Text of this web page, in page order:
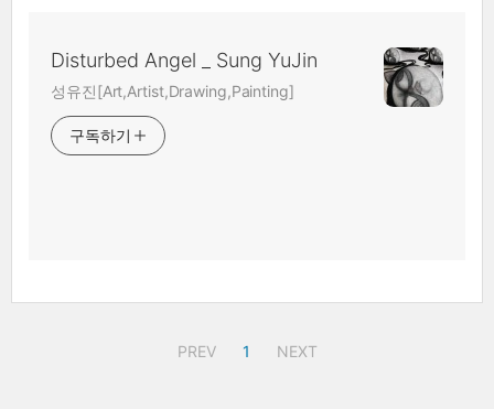
Disturbed Angel _ Sung YuJin
성유진[Art,Artist,Drawing,Painting]
구독하기
PREV 1 NEXT